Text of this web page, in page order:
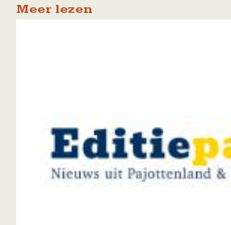
Meer lezen